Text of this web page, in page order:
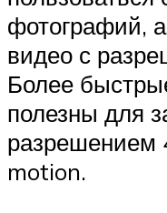
фотографий,
видео с
Более
полезны для
разрешением
motion.